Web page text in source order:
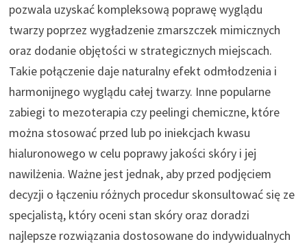
pozwala uzyskać kompleksową poprawę wyglądu
twarzy poprzez wygładzenie zmarszczek mimicznych
oraz dodanie objętości w strategicznych miejscach.
Takie połączenie daje naturalny efekt odmłodzenia i
harmonijnego wyglądu całej twarzy. Inne popularne
zabiegi to mezoterapia czy peelingi chemiczne, które
można stosować przed lub po iniekcjach kwasu
hialuronowego w celu poprawy jakości skóry i jej
nawilżenia. Ważne jest jednak, aby przed podjęciem
decyzji o łączeniu różnych procedur skonsultować się ze
specjalistą, który oceni stan skóry oraz doradzi
najlepsze rozwiązania dostosowane do indywidualnych